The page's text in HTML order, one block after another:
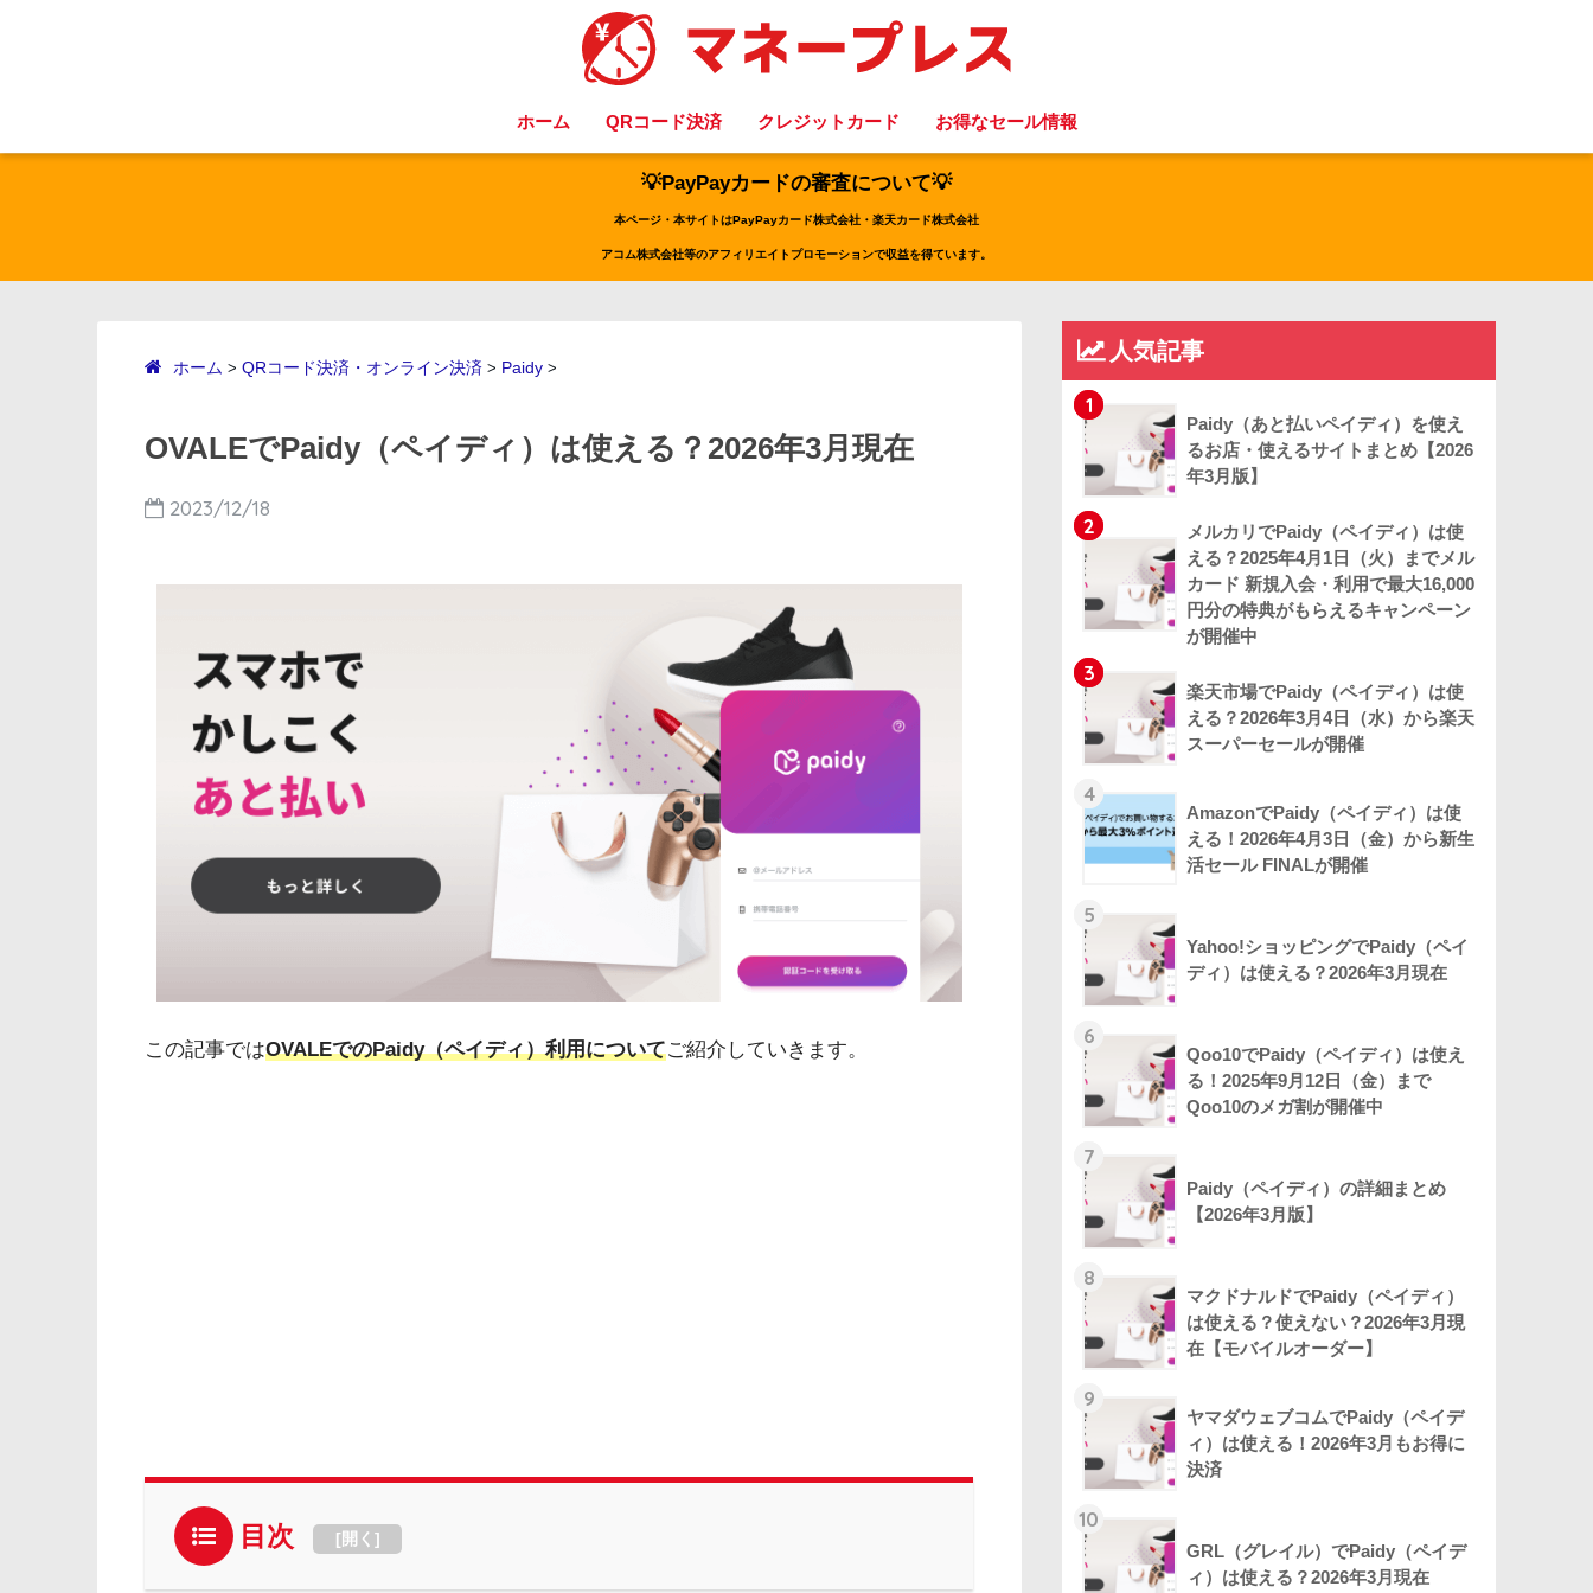
ホーム QRコード決済 クレジットカード お得なセール情報
💡PayPayカードの審査について💡
本ページ・本サイトはPayPayカード株式会社・楽天カード株式会社
アコム株式会社等のアフィリエイトプロモーションで収益を得ています。
ホーム > QRコード決済・オンライン決済 > Paidy >
OVALEでPaidy（ペイディ）は使える？2026年3月現在
2023/12/18
この記事ではOVALEでのPaidy（ペイディ）利用についてご紹介していきます。
目次 [開く ]
人気記事
1
Paidy（あと払いペイディ）を使え
るお店・使えるサイトまとめ【2026
年3月版】
2
メルカリでPaidy（ペイディ）は使
える？2025年4月1日（火）までメル
カード 新規入会・利用で最大16,000
円分の特典がもらえるキャンペーン
が開催中
3
楽天市場でPaidy（ペイディ）は使
える？2026年3月4日（水）から楽天
スーパーセールが開催
4
AmazonでPaidy（ペイディ）は使
える！2026年4月3日（金）から新生
活セール FINALが開催
5
Yahoo!ショッピングでPaidy（ペイ
ディ）は使える？2026年3月現在
6
Qoo10でPaidy（ペイディ）は使え
る！2025年9月12日（金）まで
Qoo10のメガ割が開催中
7
Paidy（ペイディ）の詳細まとめ
【2026年3月版】
8
マクドナルドでPaidy（ペイディ）
は使える？使えない？2026年3月現
在【モバイルオーダー】
9
ヤマダウェブコムでPaidy（ペイデ
ィ）は使える！2026年3月もお得に
決済
10
GRL（グレイル）でPaidy（ペイデ
ィ）は使える？2026年3月現在